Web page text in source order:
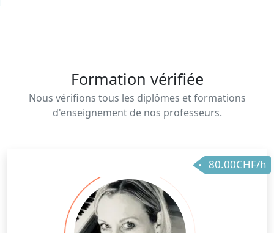
Formation vérifiée
Nous vérifions tous les diplômes et formations
d'enseignement de nos professeurs.
80.00CHF/h